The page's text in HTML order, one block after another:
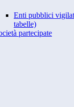
Enti pubblici
tabelle)
partecipate